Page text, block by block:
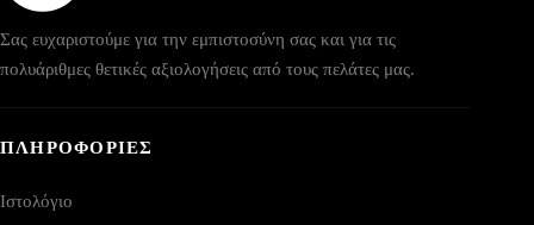
Σας ευχαριστούμε για την εμπιστοσύνη σας και για τις
πολυάριθμες θετικές αξιολογήσεις από τους πελάτες μας.
ΠΛΗΡΟΦΟΡΙΕΣ
Ιστολόγιο